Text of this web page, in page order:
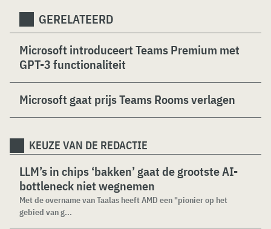
GERELATEERD
Microsoft introduceert Teams Premium met
GPT-3 functionaliteit
Microsoft gaat prijs Teams Rooms verlagen
KEUZE VAN DE REDACTIE
LLM’s in chips ‘bakken’ gaat de grootste AI-
bottleneck niet wegnemen
Met de overname van Taalas heeft AMD een "pionier op het
gebied van g...